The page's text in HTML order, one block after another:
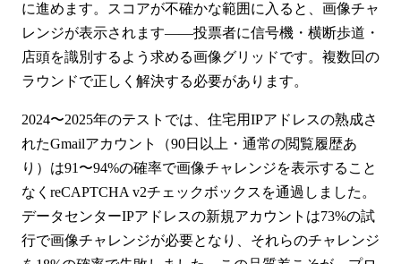
に進めます。スコアが不確かな範囲に入ると、画像チャ
レンジが表示されます——投票者に信号機・横断歩道・
店頭を識別するよう求める画像グリッドです。複数回の
ラウンドで正しく解決する必要があります。
2024〜2025年のテストでは、住宅用IPアドレスの熟成さ
れたGmailアカウント（90日以上・通常の閲覧履歴あ
り）は91〜94%の確率で画像チャレンジを表示すること
なくreCAPTCHA v2チェックボックスを通過しました。
データセンターIPアドレスの新規アカウントは73%の試
行で画像チャレンジが必要となり、それらのチャレンジ